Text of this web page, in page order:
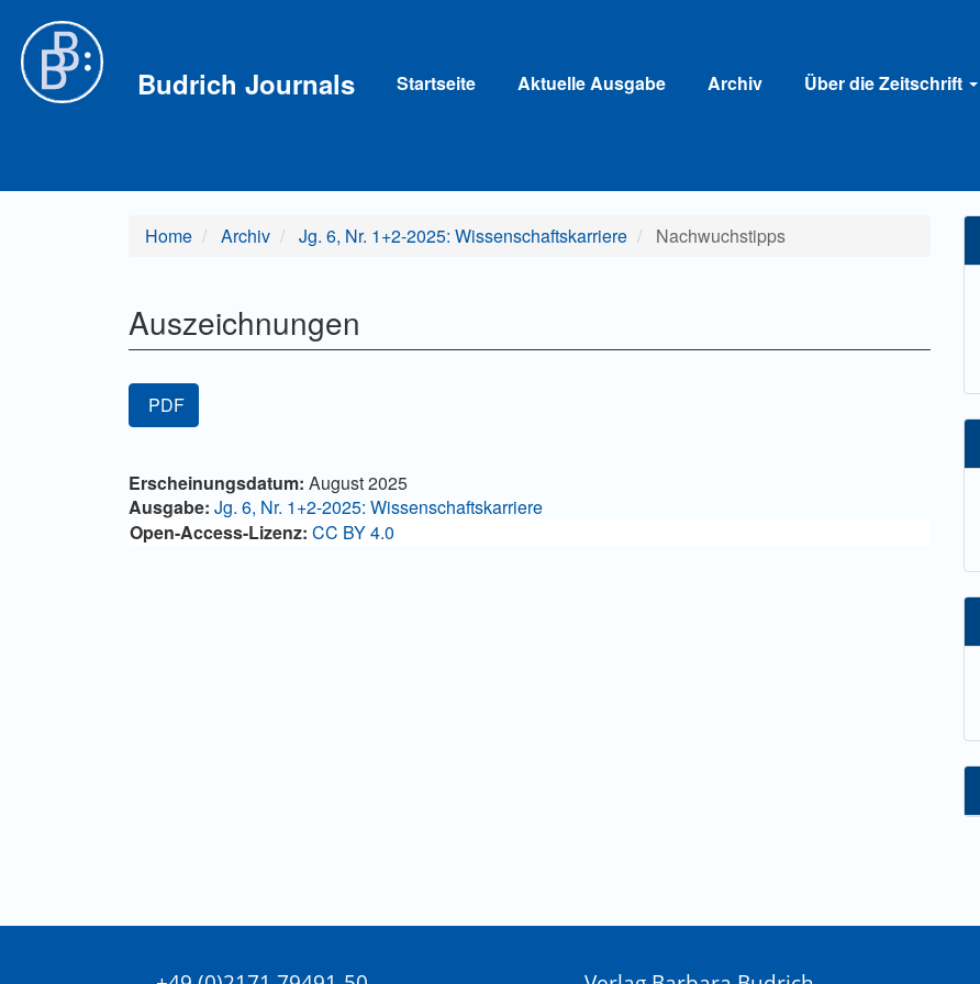
Hauptinhalt
Sidebar
Budrich Journals Startseite Aktuelle Ausgabe Archiv Über die Zeitschrift
Home Archiv Jg. 6, Nr. 1+2-2025: Wissenschaftskarriere Nachwuchstipps
Auszeichnungen
Artikel-
Sidebar
PDF
Hauptsächlicher
Artikelinhalt
Artikel-
Details
Erscheinungsdatum: August 2025
Ausgabe: Jg. 6, Nr. 1+2-2025: Wissenschaftskarriere
Open-Access-Lizenz: CC BY 4.0